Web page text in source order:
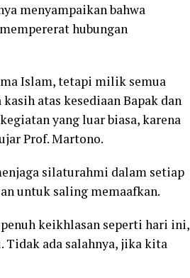
menyampaikan bahwa
hubungan
Islam, tetapi milik semua
atas kesediaan Bapak dan
yang luar biasa, karena
Prof. Martono.
silaturahmi dalam setiap
untuk saling memaafkan.
keikhlasan seperti hari ini,
Tidak ada salahnya, jika kita